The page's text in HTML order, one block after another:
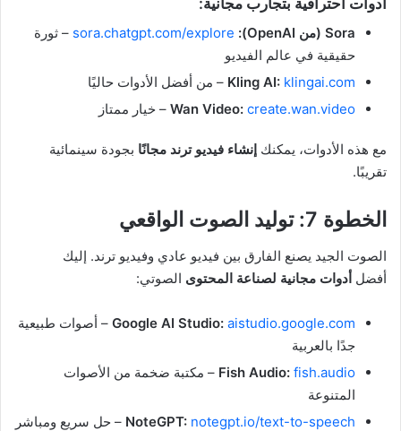
Sora (من OpenAI): sora.chatgpt.com/explore – ثورة
حقيقية في عالم الفيديو
Kling AI: klingai.com
– من أفضل الأدوات حاليًا
Wan Video: create.wan.video – خيار ممتاز
مع هذه الأدوات، يمكنك إنشاء فيديو ترند مجانًا بجودة سينمائية
تقريبًا.
الخطوة 7: توليد الصوت الواقعي
الصوت الجيد يصنع الفارق بين فيديو عادي وفيديو ترند. إليك
أفضل أدوات مجانية لصناعة المحتوى الصوتي:
Google AI Studio: aistudio.google.com
– أصوات طبيعية
جدًا بالعربية
Fish Audio: fish.audio
– مكتبة ضخمة من الأصوات
المتنوعة
NoteGPT: notegpt.io/text-to-speech – حل سريع ومباشر